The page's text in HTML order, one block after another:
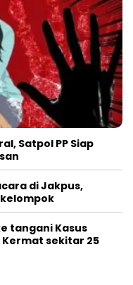
Satpol PP Siap
di Jakpus,
tangani Kasus
sekitar 25